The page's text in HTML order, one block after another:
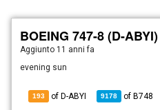
BOEING 747-8 (D-ABYI)
Aggiunto 11 anni fa
evening sun
193 of D-ABYI 9178 ofB748